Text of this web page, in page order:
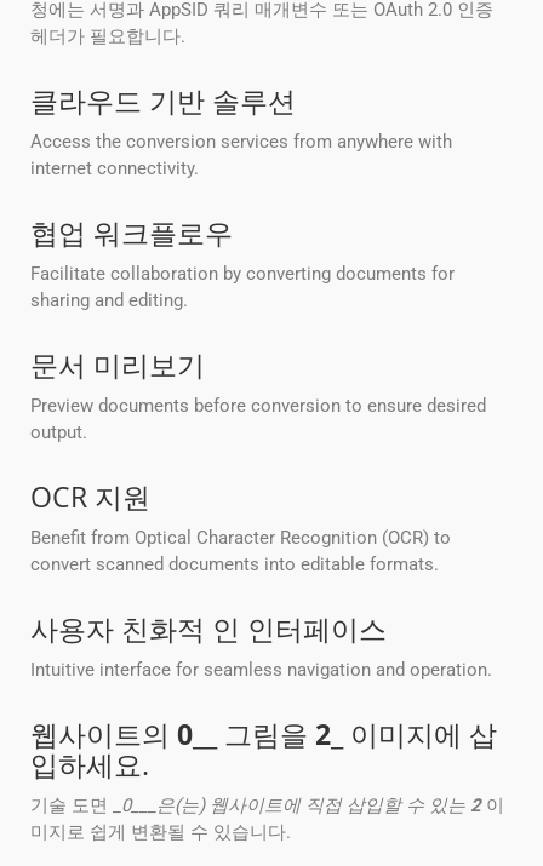
청에는 서명과 AppSID 쿼리 매개변수 또는 OAuth 2.0 인증
헤더가 필요합니다.
클라우드 기반 솔루션
Access the conversion services from anywhere with
internet connectivity.
협업 워크플로우
Facilitate collaboration by converting documents for
sharing and editing.
문서 미리보기
Preview documents before conversion to ensure desired
output.
OCR 지원
Benefit from Optical Character Recognition (OCR) to
convert scanned documents into editable formats.
사용자 친화적 인 인터페이스
Intuitive interface for seamless navigation and operation.
웹사이트의 0 __ 그림을 2 _ 이미지에 삽
입하세요.
기술 도면 _ 0___은(는) 웹사이트에 직접 삽입할 수 있는 2이
미지로 쉽게 변환될 수 있습니다.